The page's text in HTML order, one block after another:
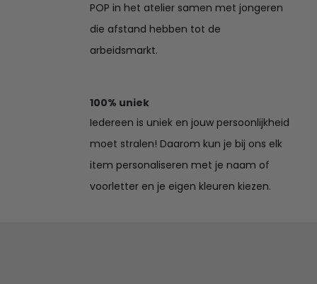
POP in het atelier samen met jongeren
die afstand hebben tot de
arbeidsmarkt.
100% uniek
Iedereen is uniek en jouw persoonlijkheid
moet stralen! Daarom kun je bij ons elk
item personaliseren met je naam of
voorletter en je eigen kleuren kiezen.